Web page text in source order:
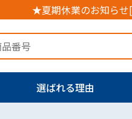
★夏期休業のお知ら
選ばれる理由